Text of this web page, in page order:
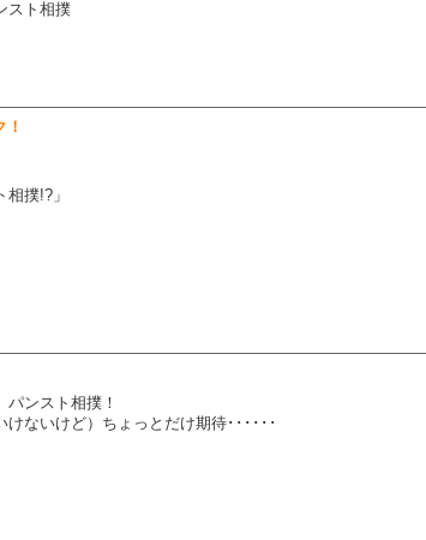
スト相撲
撲!?」
ンスト相撲！
ないけど）ちょっとだけ期待･･････